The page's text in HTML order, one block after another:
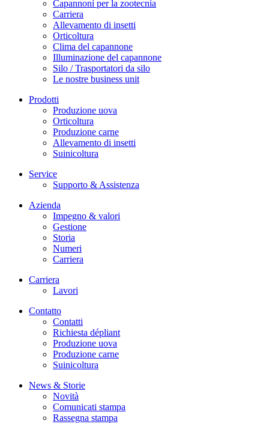
Capannoni per la zootecnia
Carriera
Allevamento di insetti
Orticoltura
Clima del capannone
Illuminazione del capannone
Silo / Trasportatori da silo
Le nostre business unit
Prodotti
Produzione uova
Orticoltura
Produzione carne
Allevamento di insetti
Suinicoltura
Service
Supporto & Assistenza
Azienda
Impegno & valori
Gestione
Storia
Numeri
Carriera
Carriera
Lavori
Contatto
Contatti
Richiesta dépliant
Produzione uova
Produzione carne
Suinicoltura
News & Storie
Novità
Comunicati stampa
Rassegna stampa